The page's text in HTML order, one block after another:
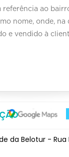
referência ao
nome, onde, na
e vendido à
da Belotur -